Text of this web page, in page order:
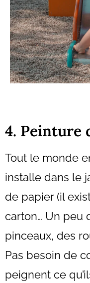
4. Peinture
Tout le monde
installe dans le
de papier (il
carton… Un peu
pinceaux, des
Pas besoin de
peignent ce